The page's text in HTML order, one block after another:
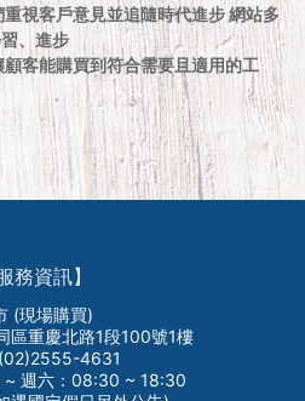
視客戶意見並追隨時代進步 網站多
、進步
客能購買到符合需要且適用的工
務資訊】
(現場購買)
區重慶北路1段100號1樓
4631
~ 週六：08:30 ~ 18:30